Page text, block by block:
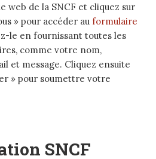
web de la SNCF et cliquez sur
» pour accéder au formulaire
le en fournissant toutes les
comme votre nom,
et message. Cliquez ensuite
» pour soumettre votre
SNCF